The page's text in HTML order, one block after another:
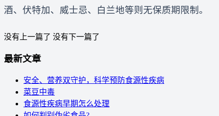
酒、伏特加、威士忌、白兰地等则无保质期限制。
没有上一篇了 没有下一篇了
最新文章
安全、营养双守护，科学预防食源性疾病
菜豆中毒
食源性疾病早期怎么处理